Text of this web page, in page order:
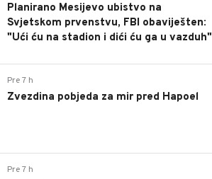
Planirano Mesijevo ubistvo na
Svjetskom prvenstvu, FBI obaviješten:
"Ući ću na stadion i dići ću ga u vazduh"
Pre 7 h
Zvezdina pobjeda za mir pred Hapoel
Pre 7 h